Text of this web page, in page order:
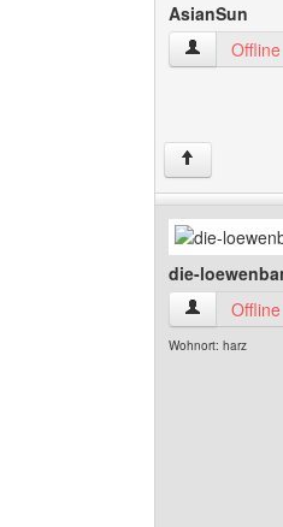
AsianSun
AsianSunOffline
↑
die-
die-
Offline
Wohnort: harz